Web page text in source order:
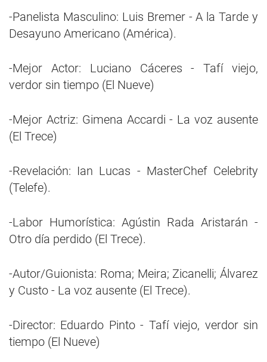
-Panelista Masculino: Luis Bremer - A la Tarde y
Desayuno Americano (América).
-Mejor Actor: Luciano Cáceres - Tafí viejo,
verdor sin tiempo (El Nueve)
-Mejor Actriz: Gimena Accardi - La voz ausente
(El Trece)
-Revelación: Ian Lucas - MasterChef Celebrity
(Telefe).
-Labor Humorística: Agústin Rada Aristarán -
Otro día perdido (El Trece).
-Autor/Guionista: Roma; Meira; Zicanelli; Álvarez
y Custo - La voz ausente (El Trece).
-Director: Eduardo Pinto - Tafí viejo, verdor sin
tiempo (El Nueve)